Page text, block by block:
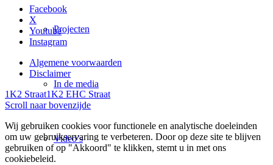
Projecten
In de media
Video’s
Facebook
X
Youtube
Instagram
Algemene voorwaarden
Disclaimer
1K2 Straat1K2 EHC Straat
Scroll naar bovenzijde
Wij gebruiken cookies voor functionele en analytische doeleinden
om uw gebruikservaring te verbeteren. Door op deze site te blijven
gebruiken of op "Akkoord" te klikken, stemt u in met ons
cookiebeleid.